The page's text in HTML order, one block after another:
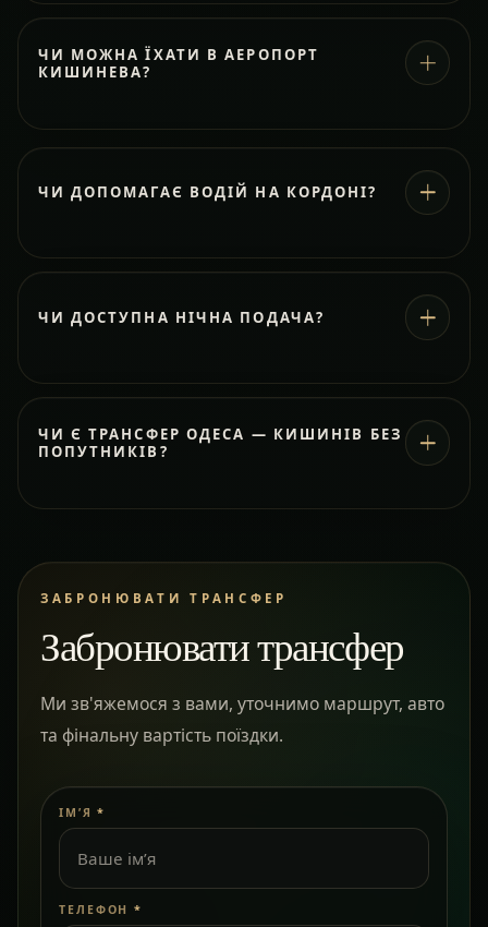
ЧИ МОЖНА ЇХАТИ В АЕРОПОРТ
КИШИНЕВА?
ЧИ ДОПОМАГАЄ ВОДІЙ НА КОРДОНІ?
ЧИ ДОСТУПНА НІЧНА ПОДАЧА?
ЧИ Є ТРАНСФЕР ОДЕСА — КИШИНІВ БЕЗ
ПОПУТНИКІВ?
ЗАБРОНЮВАТИ ТРАНСФЕР
Забронювати трансфер
Ми зв'яжемося з вами, уточнимо маршрут, авто
та фінальну вартість поїздки.
ІМ’Я *
ТЕЛЕФОН *